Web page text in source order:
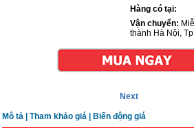
Hàng có tại:
Vận chuyển:
thành Hà Nội,
Next
Mô tả Tham khảo giá | Biến động giá